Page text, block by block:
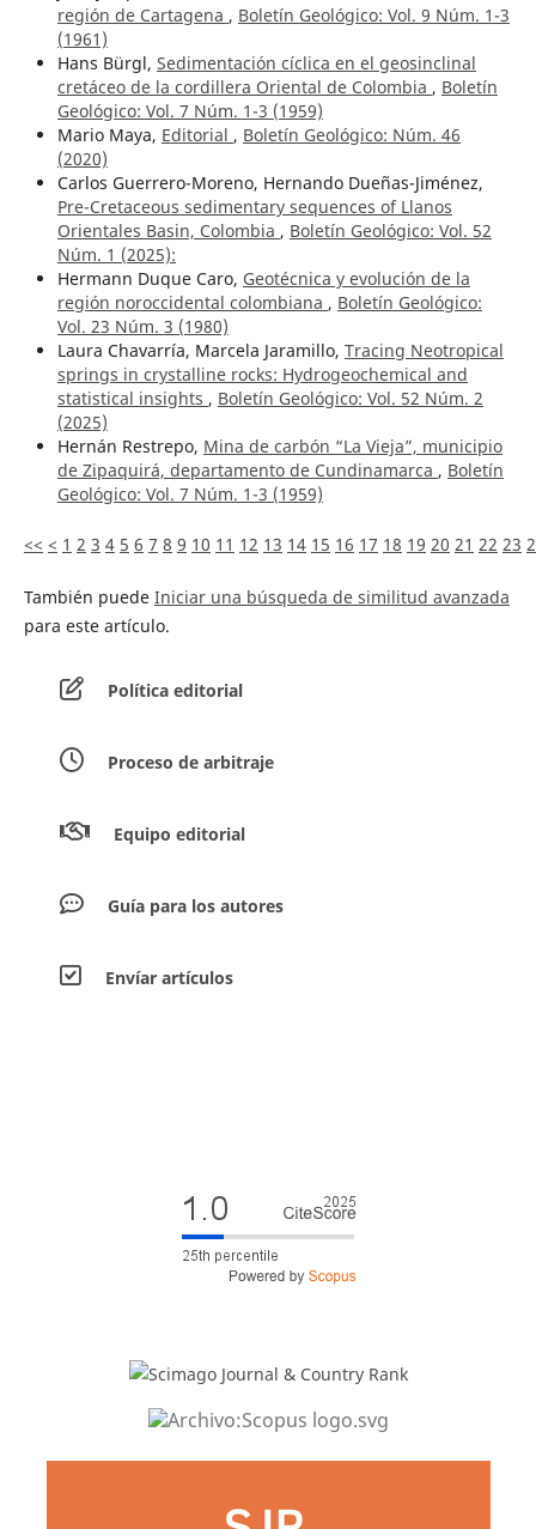
región de Cartagena , Boletín Geológico: Vol. 9 Núm. 1-3
(1961)
Hans Bürgl, Sedimentación cíclica en el geosinclinal
cretáceo de la cordillera Oriental de Colombia , Boletín
Geológico: Vol. 7 Núm. 1-3 (1959)
Mario Maya, Editorial , Boletín Geológico: Núm. 46
(2020)
Carlos Guerrero-Moreno, Hernando Dueñas-Jiménez,
Pre-Cretaceous sedimentary sequences of Llanos
Orientales Basin, Colombia , Boletín Geológico: Vol. 52
Núm. 1 (2025):
Hermann Duque Caro, Geotécnica y evolución de la
región noroccidental colombiana , Boletín Geológico:
Vol. 23 Núm. 3 (1980)
Laura Chavarría, Marcela Jaramillo, Tracing Neotropical
springs in crystalline rocks: Hydrogeochemical and
statistical insights , Boletín Geológico: Vol. 52 Núm. 2
(2025)
Hernán Restrepo, Mina de carbón “La Vieja”, municipio
de Zipaquirá, departamento de Cundinamarca , Boletín
Geológico: Vol. 7 Núm. 1-3 (1959)
<< < 1 2 3 4 5 6 7 8 9 10 11 12 13 14 15 16 17 18 19 20 21 22 23
También puede Iniciar una búsqueda de similitud avanzada
para este artículo.
Política editorial
Proceso de arbitraje
Equipo editorial
Guía para los autores
Envíar artículos